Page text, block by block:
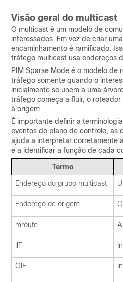
Visão geral do multicast
O multicast é um modelo de
interessados. Em vez de criar
encaminhamento é ramificado.
tráfego multicast usa endereços
PIM Sparse Mode é o modelo de
tráfego somente quando o
inicialmente se unem a uma
tráfego começa a fluir, o
à origem.
É importante definir a
eventos do plano de controle, as
ajuda a interpretar corretamente
e a identificar a função de cada
Termo
Endereço do grupo multicast
Endereço de origem
mroute
IIF
OIF